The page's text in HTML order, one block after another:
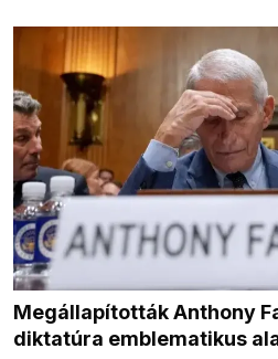
Megállapították Anthony
diktatúra emblematikus